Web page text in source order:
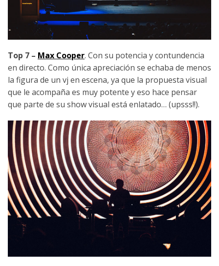
Top 7 – Max Cooper. Con su potencia y contundencia
en directo. Como única apreciación se echaba de menos
la figura de un vj en escena, ya que la propuesta visual
que le acompaña es muy potente y eso hace pensar
que parte de su show visual está enlatado… (upsss!!).